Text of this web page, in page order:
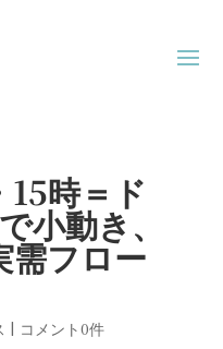
時＝ド
小動き、
需フロー
| コメント0件